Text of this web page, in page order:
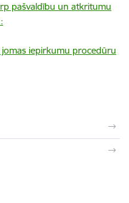
pašvaldību un atkritumu
iepirkumu procedūru